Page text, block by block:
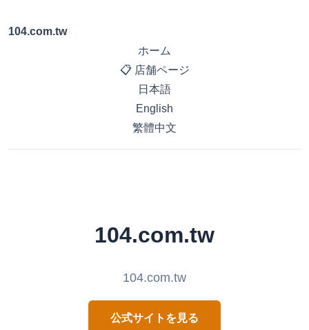
104.com.tw
ホーム
📋 店舗ページ
日本語
English
繁體中文
104.com.tw
104.com.tw
公式サイトを見る